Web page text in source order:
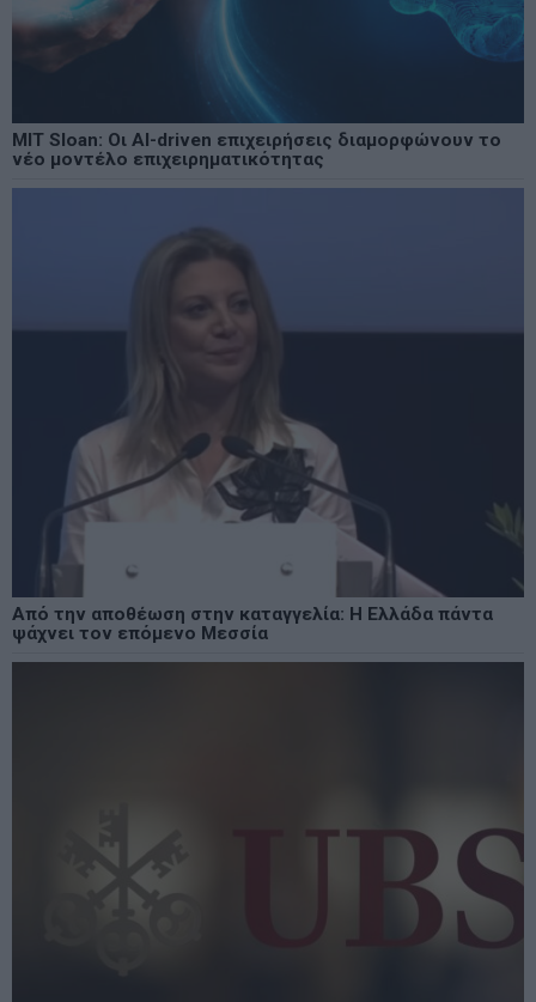
MIT Sloan: Οι AI-driven επιχειρήσεις διαμορφώνουν το
νέο μοντέλο επιχειρηματικότητας
Από την αποθέωση στην καταγγελία: Η Ελλάδα πάντα
ψάχνει τον επόμενο Μεσσία